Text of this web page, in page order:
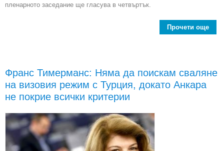
пленарното заседание ще гласува в четвъртък.
Прочети още
ще
Франс Тимерманс: Няма да поискам сваляне
на визовия режим с Турция, докато Анкара
не покрие всички критерии